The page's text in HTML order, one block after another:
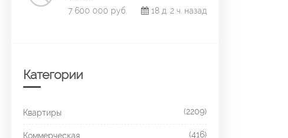
7 600 000 руб.
18 д. 2 ч. назад
Категории
Квартиры (2209)
Коммерческая (416)